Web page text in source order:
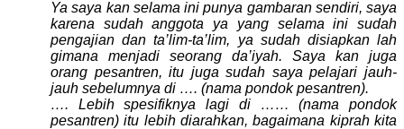
Ya saya kan selama ini punya gambaran sendiri, saya
karena sudah anggota ya yang selama ini sudah
pengajian dan ta’lim-ta’lim, ya sudah disiapkan lah
gimana menjadi seorang da’iyah. Saya kan juga
orang pesantren, itu juga sudah saya pelajari jauh-
jauh sebelumnya di …. (nama pondok pesantren).
…. Lebih spesifiknya lagi di …… (nama pondok
pesantren) itu lebih diarahkan, bagaimana kiprah kita